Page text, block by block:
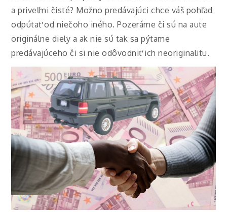
a priveľmi čisté? Možno predávajúci chce váš pohľad
odpútať od niečoho iného. Pozeráme či sú na aute
originálne diely a ak nie sú tak sa pýtame
predávajúceho či si nie odôvodniť ich neoriginalitu.